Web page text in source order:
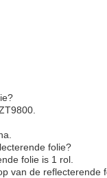
folie?
folie is 1 rol.
van de reflecterende